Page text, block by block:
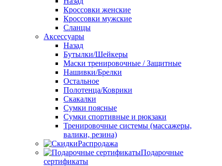
Кроссовки женские
Кроссовки мужские
Сланцы
Аксессуары
Назад
Бутылки/Шейкеры
Маски тренировочные / Защитные
Нашивки/Брелки
Остальное
Полотенца/Коврики
Скакалки
Сумки поясные
Сумки спортивные и рюкзаки
Тренировочные системы (массажеры,
валики, резина)
Распродажа
Подарочные
сертификаты